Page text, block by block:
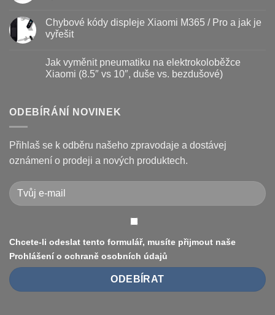
jak
prodloužit
životnost
vyměnit
brzdové
destičky
na
koloběžce
u
textu
s
poruchy
koloběžek
Kugoo
opravit
Chybové kódy displeje Xiaomi M365 / Pro a jak je
vyřešit
textu
s
displeje
Xiaomi
Pro
a
jak
je
Jak vyměnit pneumatiku na elektrokoloběžce
Xiaomi (8.5″ vs 10″, duše vs. bezdušové)
textu
s
vyměnit
pneumatiku
na
elektrokoloběžce
(8.5″
vs
10″,
duše
ODEBÍRÁNÍ NOVINEK
Přihlaš se k odběru našeho zpravodaje a dostávej
oznámení o prodeji a nových produktech.
Chcete-li odeslat tento formulář, musíte přijmout naše
Prohlášení o ochraně osobních údajů